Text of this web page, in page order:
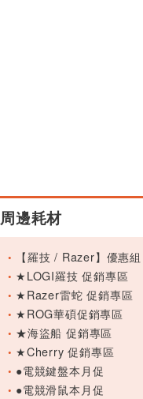
周邊耗材
【羅技 / Razer】優惠組
★LOGI羅技 促銷專區
★Razer雷蛇 促銷專區
★ROG華碩促銷專區
★海盜船 促銷專區
★Cherry 促銷專區
●電競鍵盤本月促
●電競滑鼠本月促